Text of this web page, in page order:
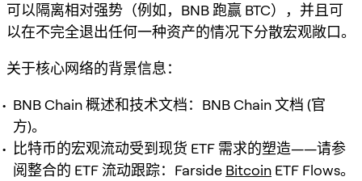
可以隔离相对强势（例如，BNB 跑赢 BTC），并且可
以在不完全退出任何一种资产的情况下分散宏观敞口。
关于核心网络的背景信息：
BNB Chain 概述和技术文档：BNB Chain 文档 (官
方)。
比特币的宏观流动受到现货 ETF 需求的塑造——请参
阅整合的 ETF 流动跟踪：Farside Bitcoin ETF Flows。